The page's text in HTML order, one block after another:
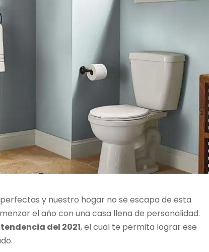
y nuestro hogar no se escapa de esta
el año con una casa llena de personalidad.
del 2021, el cual te permita lograr ese